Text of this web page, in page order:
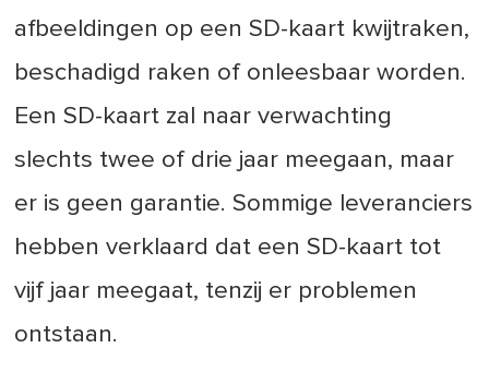
afbeeldingen op een SD-kaart kwijtraken,
beschadigd raken of onleesbaar worden.
Een SD-kaart zal naar verwachting
slechts twee of drie jaar meegaan, maar
er is geen garantie. Sommige leveranciers
hebben verklaard dat een SD-kaart tot
vijf jaar meegaat, tenzij er problemen
ontstaan.